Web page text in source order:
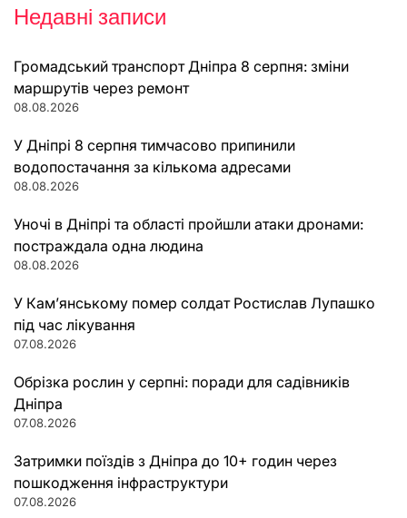
Недавні записи
Громадський транспорт Дніпра 8 серпня: зміни
маршрутів через ремонт
08.08.2026
У Дніпрі 8 серпня тимчасово припинили
водопостачання за кількома адресами
08.08.2026
Уночі в Дніпрі та області пройшли атаки дронами:
постраждала одна людина
08.08.2026
У Кам’янському помер солдат Ростислав Лупашко
під час лікування
07.08.2026
Обрізка рослин у серпні: поради для садівників
Дніпра
07.08.2026
Затримки поїздів з Дніпра до 10+ годин через
пошкодження інфраструктури
07.08.2026